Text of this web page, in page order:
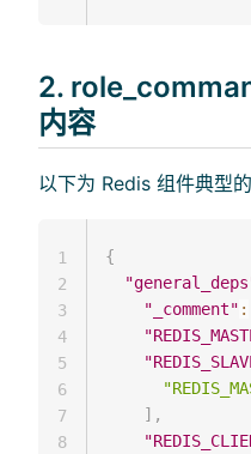
2.
内容
以下为 Redis 组件典型的
{
"_comment" :
] ,
1
2
3
4
5
6
7
8